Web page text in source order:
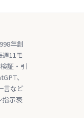
年創
週11モ
証・引
、
言など
指示衰